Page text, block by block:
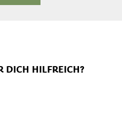
DICH HILFREICH?